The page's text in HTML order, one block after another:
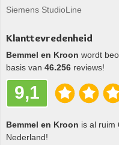
Siemens StudioLine
Klanttevredenheid
Bemmel en Kroon wordt
basis van 46.256 reviews!
9,1
Bemmel en Kroon is al ruim
Nederland!